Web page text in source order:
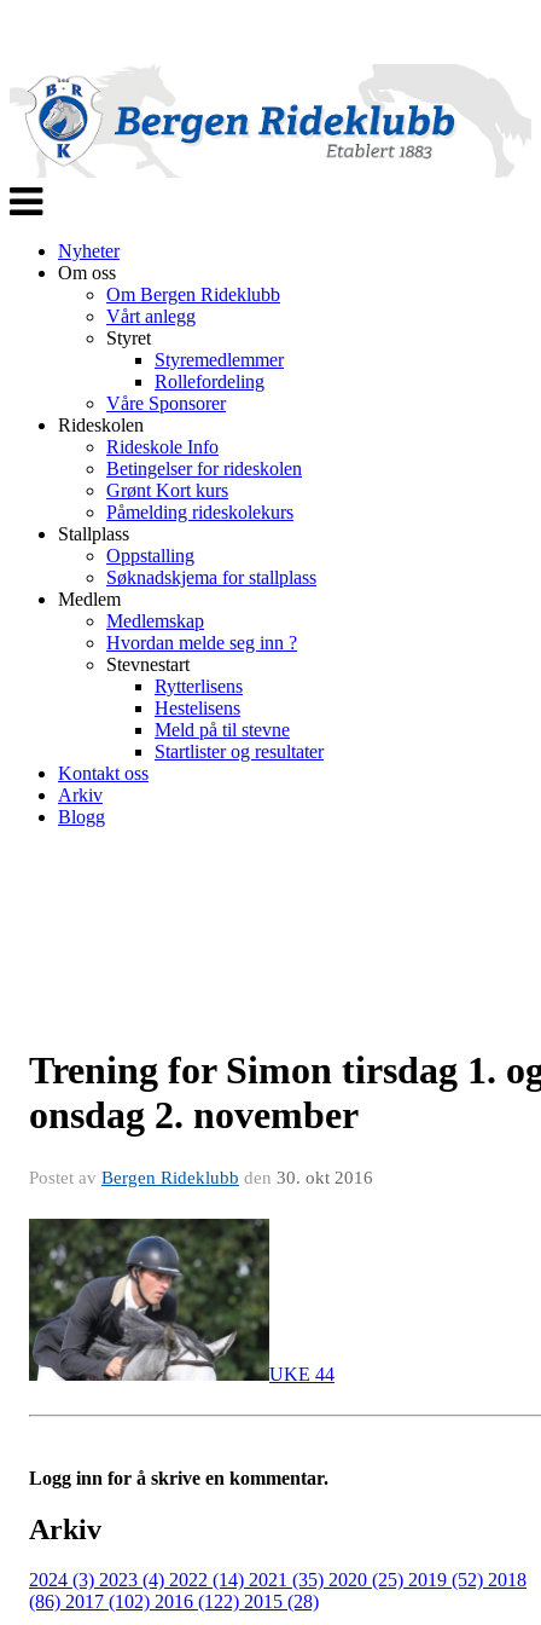
Veksle
navigasjon
Nyheter
Om oss
Om Bergen Rideklubb
Vårt anlegg
Styret
Styremedlemmer
Rollefordeling
Våre Sponsorer
Rideskolen
Rideskole Info
Betingelser for rideskolen
Grønt Kort kurs
Påmelding rideskolekurs
Stallplass
Oppstalling
Søknadskjema for stallplass
Medlem
Medlemskap
Hvordan melde seg inn ?
Stevnestart
Rytterlisens
Hestelisens
Meld på til stevne
Startlister og resultater
Kontakt oss
Arkiv
Blogg
Trening for Simon tirsdag 1.
onsdag 2. november
Postet av Bergen Rideklubb den 30. okt 2016
UKE 44
Logg inn for å skrive en kommentar.
Arkiv
2024 (3) 2023 (4) 2022 (14) 2021 (35) 2020 (25) 2019 (52) 2018
(86) 2017 (102) 2016 (122) 2015 (28)